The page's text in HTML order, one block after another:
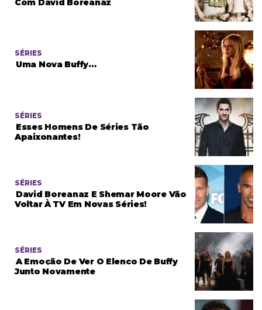
SÉRIES
Uma Nova Buffy…
SÉRIES
Esses Homens De Séries Tão
Apaixonantes!
SÉRIES
David Boreanaz E Shemar Moore Vão
Voltar À TV Em Novas Séries!
SÉRIES
A Emoção De Ver O Elenco De Buffy
Junto Novamente